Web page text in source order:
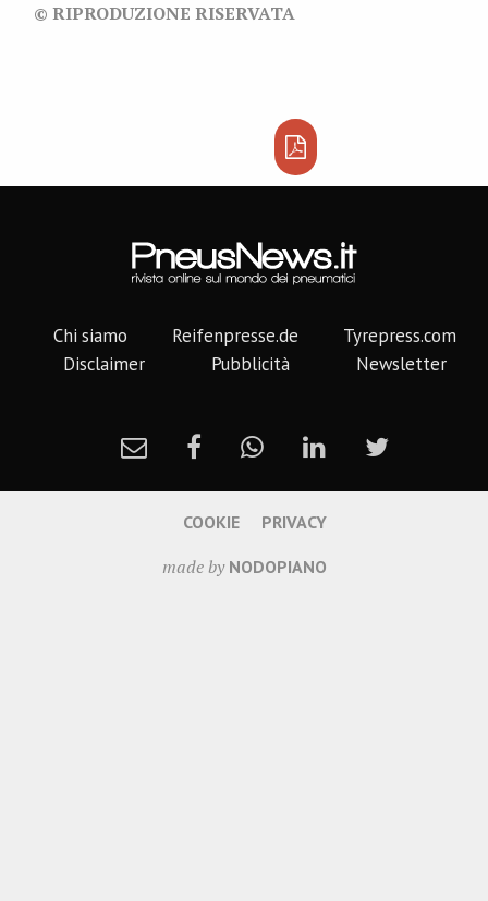
© RIPRODUZIONE RISERVATA
Chi siamo Reifenpresse.de
Tyrepress.com
Disclaimer
Pubblicità Newsletter
made by NODOPIANO
COOKIE PRIVACY